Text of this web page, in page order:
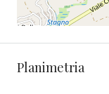
Planimetria